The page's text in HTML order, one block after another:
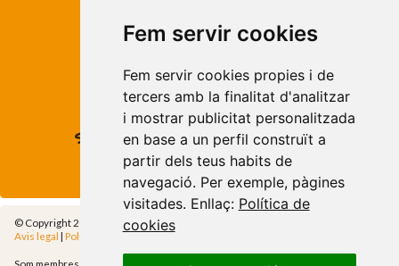
Fem servir cookies
Fem servir cookies propies i de
tercers amb la finalitat d'analitzar
i mostrar publicitat personalitzada
en base a un perfil construït a
partir dels teus habits de
navegació. Per exemple, pàgines
visitades. Enllaç: Política de
cookies
Avda. de Rhode, 64
Roses - Girona
info@apivend.com
Segueixnos!
© Copyright 2014 - Apivend 2000 SL |
Avis legal | Política de privadesa|Política de cookies
Som membres de